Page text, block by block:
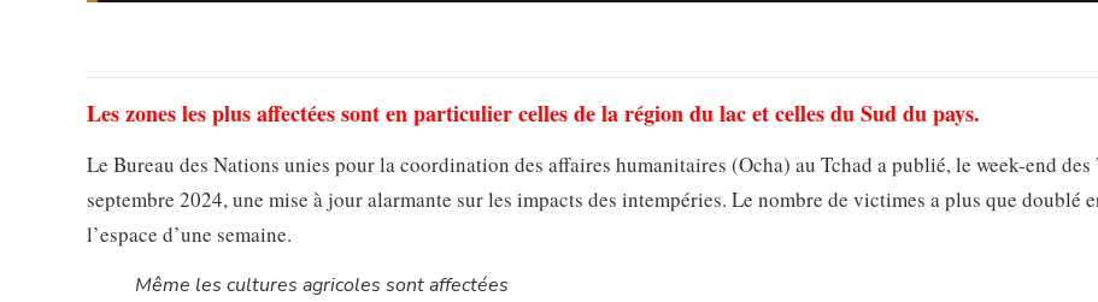
Les zones les plus affectées sont en particulier celles de la région du lac et celles du Sud du pays.
Le Bureau des Nations unies pour la coordination des affaires humanitaires (Ocha) au Tchad a publié, le week-end des
septembre 2024, une mise à jour alarmante sur les impacts des intempéries. Le nombre de victimes a plus que doublé
l’espace d’une semaine.
Même les cultures agricoles sont affectées